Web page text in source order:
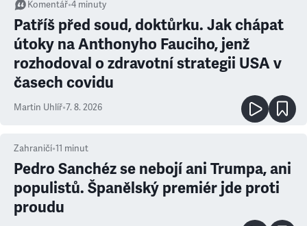
Komentář•4 minuty
Patříš před soud, doktůrku. Jak chápat
útoky na Anthonyho Fauciho, jenž
rozhodoval o zdravotní strategii USA v
časech covidu
Martin Uhlíř•7. 8. 2026
Zahraničí•11 minut
Pedro Sanchéz se nebojí ani Trumpa, ani
populistů. Španělský premiér jde proti
proudu